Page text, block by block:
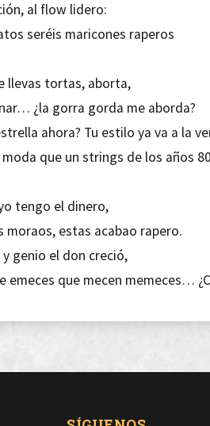
al flow lidero:
seréis maricones raperos
llevas tortas, aborta,
¿la gorra gorda me aborda?
ahora? Tu estilo ya va a la
que un strings de los años
tengo el dinero,
moraos, estas acabao rapero.
genio el don creció,
emeces que mecen memeces…
parrafás no las paras,